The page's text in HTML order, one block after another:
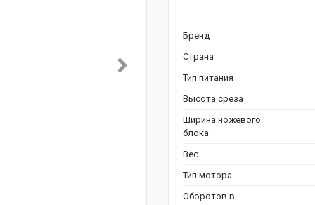
Бренд
Страна
Тип питания
Высота среза
Ширина ножевого
блока
Вес
Тип мотора
Оборотов в